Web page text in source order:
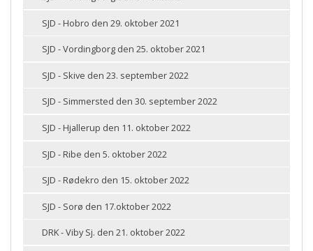
SJD - Hobro den 29. oktober 2021
SJD - Vordingborg den 25. oktober 2021
SJD - Skive den 23. september 2022
SJD - Simmersted den 30. september 2022
SJD - Hjallerup den 11. oktober 2022
SJD - Ribe den 5. oktober 2022
SJD - Rødekro den 15. oktober 2022
SJD - Sorø den 17.oktober 2022
DRK - Viby Sj. den 21. oktober 2022